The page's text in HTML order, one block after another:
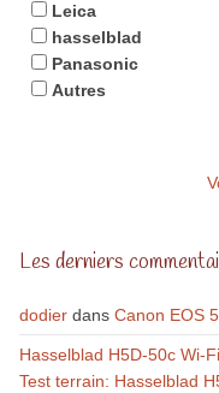
Leica
hasselblad
Panasonic
Autres
Les derniers
dodierdans Canon EOS
Hasselblad H5D-50c Wi-
Test terrain: Hasselblad